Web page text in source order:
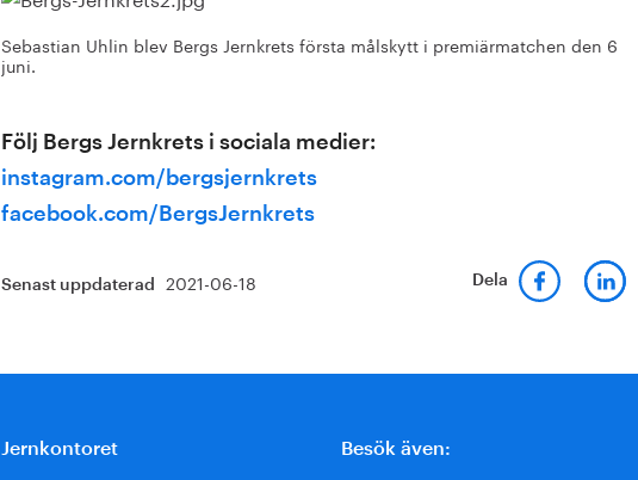
Sebastian Uhlin blev Bergs Jernkrets första målskytt i premiärmatchen den 6
juni.
Följ Bergs Jernkrets i sociala medier:
instagram.com/bergsjernkrets
facebook.com/BergsJernkrets
Senast uppdaterad 2021-06-18 Dela
Jernkontoret Besök även: